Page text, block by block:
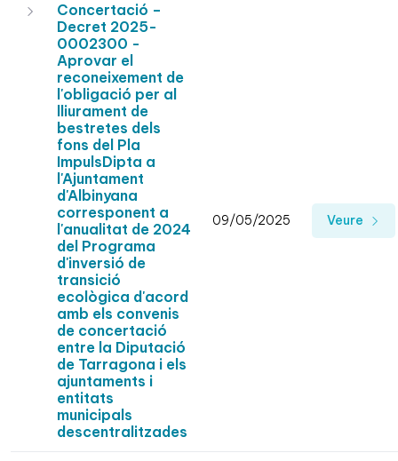
Concertació –
Decret 2025-
0002300 -
Aprovar el
reconeixement de
l'obligació per al
lliurament de
bestretes dels
fons del Pla
ImpulsDipta a
l'Ajuntament
d'Albinyana
corresponent a
l'anualitat de 2024
del Programa
d'inversió de
transició
ecològica d'acord
amb els convenis
de concertació
entre la Diputació
de Tarragona i els
ajuntaments i
entitats
municipals
descentralitzades
09/05/2025 Veure